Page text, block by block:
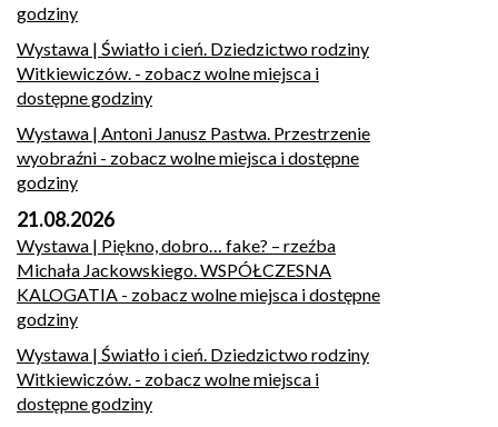
godziny
Wystawa | Światło i cień. Dziedzictwo rodziny
Witkiewiczów. - zobacz wolne miejsca i
dostępne godziny
Wystawa | Antoni Janusz Pastwa. Przestrzenie
wyobraźni - zobacz wolne miejsca i dostępne
godziny
21.08.2026
Wystawa | Piękno, dobro… fake? – rzeźba
Michała Jackowskiego. WSPÓŁCZESNA
KALOGATIA - zobacz wolne miejsca i dostępne
godziny
Wystawa | Światło i cień. Dziedzictwo rodziny
Witkiewiczów. - zobacz wolne miejsca i
dostępne godziny